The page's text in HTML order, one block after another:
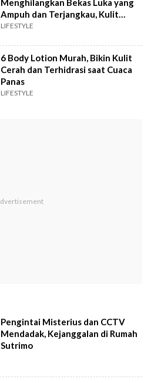
Menghilangkan Bekas Luka yang
Ampuh dan Terjangkau, Kulit
Mulus Kembali
LIFESTYLE
6 Body Lotion Murah, Bikin Kulit
Cerah dan Terhidrasi saat Cuaca
Panas
LIFESTYLE
Pengintai Misterius dan CCTV
Mendadak, Kejanggalan di Rumah
Sutrimo